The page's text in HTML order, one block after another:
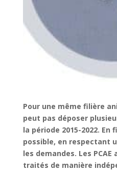
Pour une même filière
peut pas déposer
la période 2015-2022. En
possible, en respectant
les demandes. Les
traités de manière